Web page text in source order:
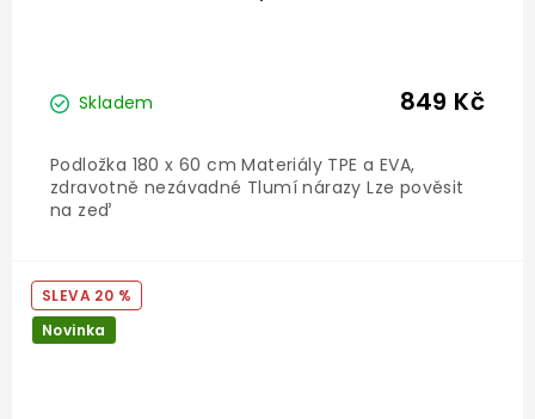
Skladem 849 Kč
Podložka 180 x 60 cm Materiály TPE a EVA,
zdravotně nezávadné Tlumí nárazy Lze pověsit
na zeď
20 %
Novinka